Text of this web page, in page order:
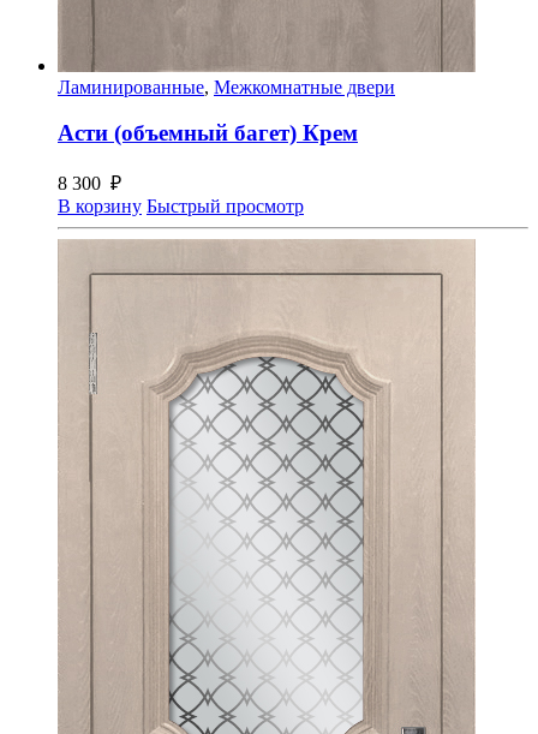
Ламинированные, Межкомнатные двери
Асти (объемный багет) Крем
8 300 ₽
В корзину Быстрый просмотр